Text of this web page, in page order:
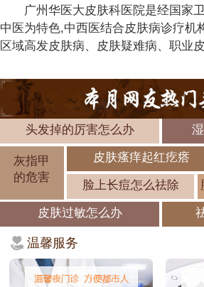
广州华医大皮肤科医院是经国家
中医为特色,中西医结合皮肤病诊疗机
区域高发皮肤病、皮肤疑难病、职业皮
头发掉的厉害怎么办
灰指甲
的危害
皮肤瘙痒起红疙瘩
脸上长痘怎么祛除
皮肤过敏怎么办
温馨服务